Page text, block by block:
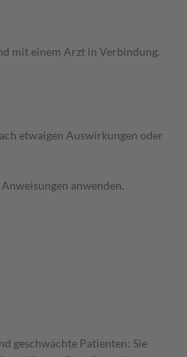
mit einem Arzt in Verbindung.
etwaigen Auswirkungen oder
anwenden.
geschwächte Patienten: Sie